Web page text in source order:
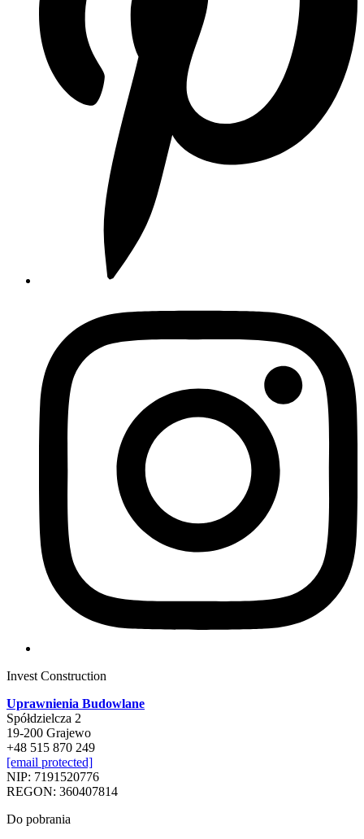
Invest Construction
Uprawnienia Budowlane
Spółdzielcza 2
19-200 Grajewo
+48 515 870 249
[email protected]
NIP: 7191520776
REGON: 360407814
Do pobrania